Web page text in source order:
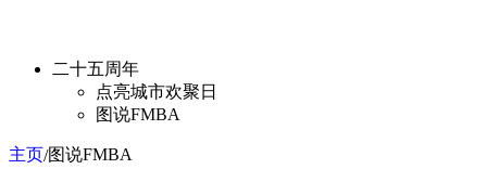
二十五周年
点亮城市欢聚日
图说FMBA
主页/图说FMBA